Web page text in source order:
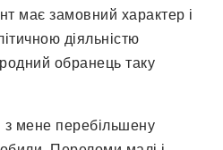
має замовний характер і
діяльністю
обранець таку
мене перебільшену